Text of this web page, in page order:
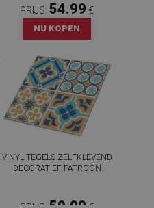
PRIJS: 54.99 €
NU KOPEN
VINYL TEGELS ZELFKLEVEND
DECORATIEF PATROON